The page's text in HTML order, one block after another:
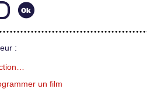
:
un film